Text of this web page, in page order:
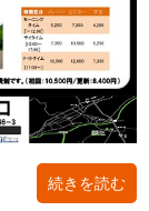
続きを読む